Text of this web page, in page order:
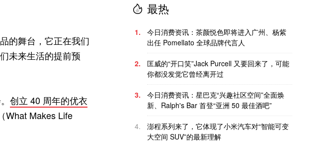
的舞台，它正在我们
未来生活的提前预
创立 40 周年的优衣
What Makes Life
最热
1.
今日消费资讯：茶颜悦色即将进入广州、杨紫
出任 Pomellato 全球品牌代言人
2.
匡威的“开口笑”Jack Purcell 又要回来了，可能
你都没发觉它曾经离开过
3.
今日消费资讯：星巴克“兴趣社区空间”全面焕
新、Ralph's Bar 首登“亚洲 50 最佳酒吧”
4.
澎程系列来了，它体现了小米汽车对“智能可变
大空间 SUV”的最新理解